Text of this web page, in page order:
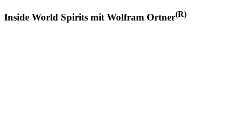
Inside World Spirits mit Wolfram Ortner(R)